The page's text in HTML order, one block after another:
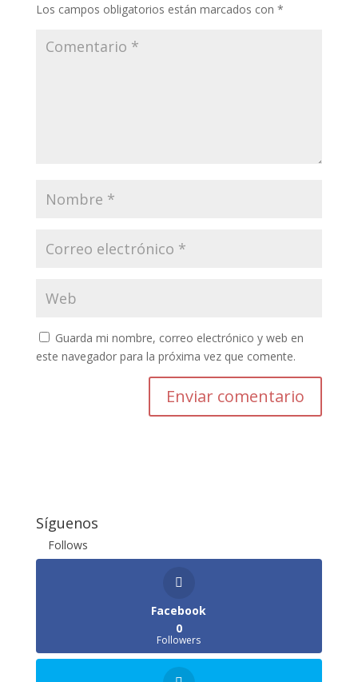
Los campos obligatorios están marcados con *
Guarda mi nombre, correo electrónico y web en
este navegador para la próxima vez que comente.
Enviar comentario
Síguenos
Follows
Facebook
0
Followers